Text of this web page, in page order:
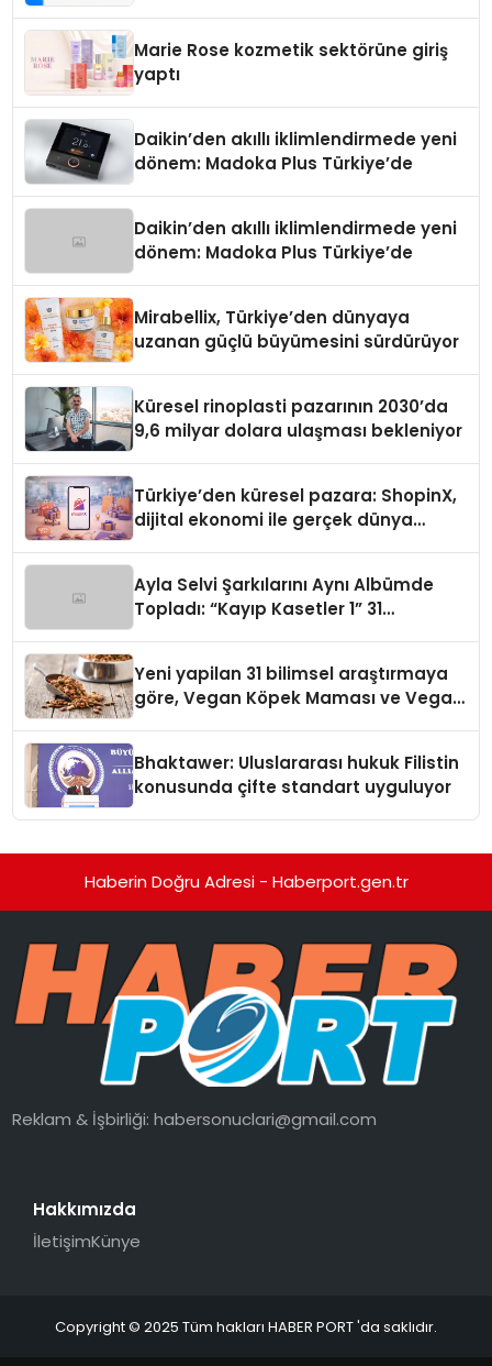
Marie Rose kozmetik sektörüne giriş
yaptı
Daikin’den akıllı iklimlendirmede yeni
dönem: Madoka Plus Türkiye’de
Daikin’den akıllı iklimlendirmede yeni
dönem: Madoka Plus Türkiye’de
Mirabellix, Türkiye’den dünyaya
uzanan güçlü büyümesini sürdürüyor
Küresel rinoplasti pazarının 2030’da
9,6 milyar dolara ulaşması bekleniyor
Türkiye’den küresel pazara: ShopinX,
dijital ekonomi ile gerçek dünya
Ayla Selvi Şarkılarını Aynı Albümde
Topladı: “Kayıp Kasetler 1” 31
Yeni yapilan 31 bilimsel araştırmaya
göre, Vegan Köpek Maması ve Vegan
Bhaktawer: Uluslararası hukuk Filistin
konusunda çifte standart uyguluyor
Haberin Doğru Adresi - Haberport.gen.tr
Reklam & İşbirliği:habersonuclari@gmail.com
Hakkımızda
İletişimKünye
Copyright © 2025 Tüm hakları HABER PORT 'da saklıdır.